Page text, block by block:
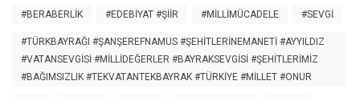
#BERABERLIK #EDEBIYAT #ŞIIR #MILLIMÜCADELE #SEVGI
#TÜRKBAYRAĞI #ŞANŞEREFNAMUS #ŞEHITLERINEMANETI #AYYILDIZ
#VATANSEVGISI #MILLIDEĞERLER #BAYRAKSEVGISI #ŞEHITLERIMIZ
#BAĞIMSIZLIK #TEKVATANTEKBAYRAK #TÜRKIYE #MILLET #ONUR